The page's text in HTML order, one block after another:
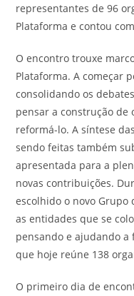
representantes de 96
Plataforma e contou
O encontro trouxe
Plataforma. A começar
consolidando os
pensar a construção de
reformá-lo. A síntese
sendo feitas também
apresentada para a
novas contribuições.
escolhido o novo Grupo
as entidades que se
pensando e ajudando
que hoje reúne 138
O primeiro dia de